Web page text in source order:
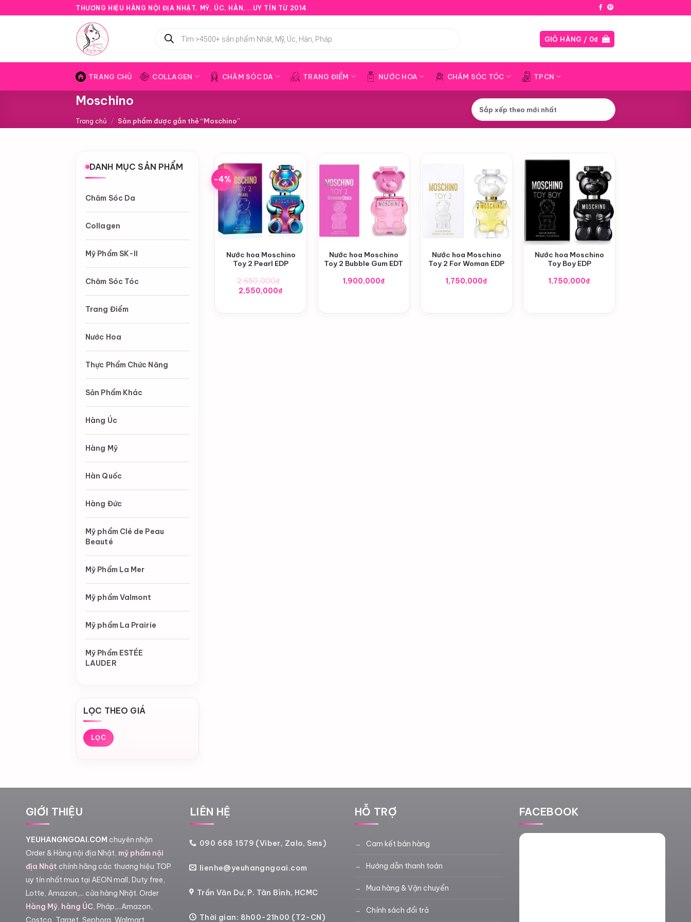
qua
THƯƠNG HIỆU HÀNG NỘI ĐỊA NHẬT, MỸ, ÚC, HÀN,...UY TÍN TỪ 2014
kiếm
GIỎ HÀNG / 0₫
TRANG CHỦ COLLAGEN CHĂM SÓC DA TRANG ĐIỂM NƯỚC HOA CHĂM SÓC TÓC TPCN
Moschino
Trang chủ / Sản phẩm được gắn thẻ “Moschino”
DANH MỤC SẢN PHẨM
Chăm Sóc Da
Collagen
Mỹ Phẩm SK-II
Chăm Sóc Tóc
Trang Điểm
Nước Hoa
Thực Phẩm Chức Năng
Sản Phẩm Khác
Hàng Úc
Hàng Mỹ
Hàn Quốc
Hàng Đức
Mỹ phẩm Clé de Peau
Beauté
Mỹ Phẩm La Mer
Mỹ phẩm Valmont
Mỹ phẩm La Prairie
Mỹ Phẩm ESTÉE
LAUDER
LỌC THEO GIÁ
Giá
tối
thiểu
Giá
tối
đa
LỌC
-4%
+
Nước hoa Moschino
Toy 2 Pearl EDP
2,650,000₫
Giá
2,550,000₫
+
Nước hoa Moschino
Toy 2 Bubble Gum EDT
1,900,000₫
+
Nước hoa Moschino
Toy 2 For Woman EDP
1,750,000₫
+
Nước hoa Moschino
Toy Boy EDP
1,750,000₫
GIỚI THIỆU
YEUHANGNGOAI.COM chuyên nhận
Order & Hàng nội địa Nhật, mỹ phẩm nội
địa Nhật chính hãng các thương hiệu TOP
uy tín nhất mua tại AEON mall, Duty free,
Lotte, Amazon,... cửa hàng Nhật. Order
Hàng Mỹ, hàng ÚC, Pháp,...Amazon,
Costco, Target, Sephora, Walmart,
LIÊN HỆ
090 668 1579 (Viber, Zalo, Sms)
lienhe@yeuhangngoai.com
Trần Văn Dư, P. Tân Bình, HCMC
Thời gian: 8h00-21h00 (T2-CN)
HỖ TRỢ
Cam kết bán hàng
Hướng dẫn thanh toán
Mua hàng & Vận chuyển
Chính sách đổi trả
FACEBOOK